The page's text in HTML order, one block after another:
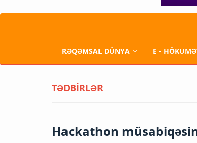
RƏQƏMSAL DÜNYA E -
TƏDBİRLƏR
Hackathon